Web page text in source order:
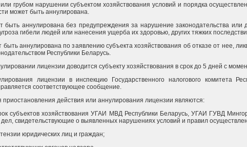
грубом нарушении субъектом хозяйствования условий и порядка
может быть аннулирована.
быть аннулирована без предупреждения за нарушение законодательства или
гибели людей или нанесения ущерба их здоровью, других тяжких
аннулирована по заявлению субъекта хозяйствования об отказе от нее,
Республики Беларусь.
лицензии доводится субъекту хозяйствования в срок до 5 дней с
лицензии в инспекцию Государственного налогового комитета
соответствующее сообщение.
действия или аннулирования лицензии являются:
субъектов хозяйствования УГАИ МВД Республики Беларусь, УГАИ ГУВД
дел, свидетельствующие о выявленных нарушениях условий и правил
юридических лиц и граждан;